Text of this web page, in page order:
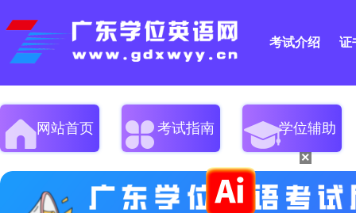
考试介绍 证
×
网站首页 考试指南 学位辅助